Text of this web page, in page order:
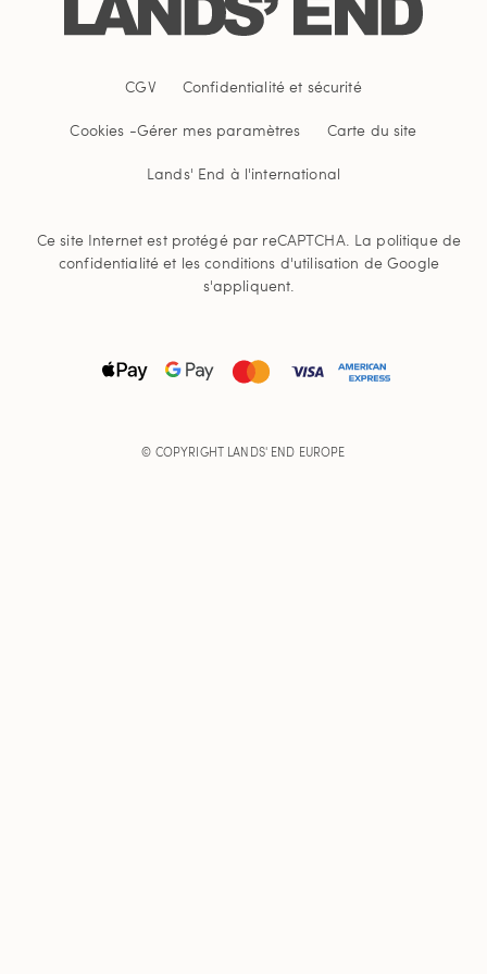
CGV Confidentialité et sécurité
Cookies -Gérer mes paramètres Carte du site
Lands' End à l'international
Ce site Internet est protégé par reCAPTCHA. La politique de
confidentialité et les conditions d'utilisation de Google
s'appliquent.
© COPYRIGHT LANDS' END EUROPE